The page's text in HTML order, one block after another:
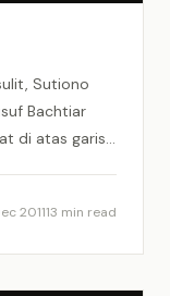
Bachtiar
di atas garis
201113 min read